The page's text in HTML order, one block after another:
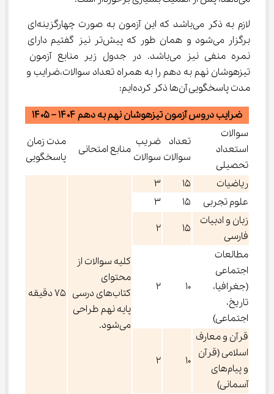
لازم به ذکر می‌باشد که این آزمون به صورت چهارگزینه‌ای
برگزار می‌شود و همان طور که پیش‌تر نیز گفتیم دارای
نمره منفی نیز می‌باشد. در جدول زیر منابع آزمون
تیزهوشان نهم به دهم را به همراه تعداد سوالات،ضرایب و
مدت پاسخگویی آن‌ها ذکر کرده‌ایم:
ضرایب دروس آزمون تیزهوشان نهم به دهم ۱۴۰۴ – ۱۴۰۵
سوالات
استعداد
تحصیلی
تعداد
سوالات
ضریب
سوالات
منابع امتحانی
مدت زمان
پاسخگویی
ریاضیات
15
3
کلیه سوالات از
محتوای
کتاب‌های درسی
پایه نهم طراحی
می‌شود.
75 دقیقه
علوم تجربی 15
3
زبان و ادبیات
فارسی
15
2
مطالعات
اجتماعی
(جغرافیا،
تاریخ،
اجتماعی)
10
2
قرآن و معارف
اسلامی (قرآن
و پیام‌های
آسمانی)
10
2